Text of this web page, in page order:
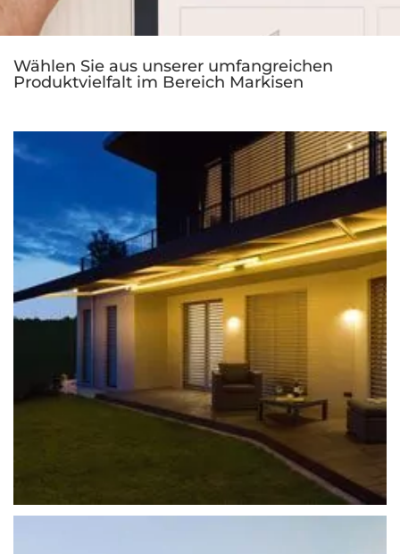
Wählen Sie aus unserer umfangreichen
Produktvielfalt im Bereich Markisen